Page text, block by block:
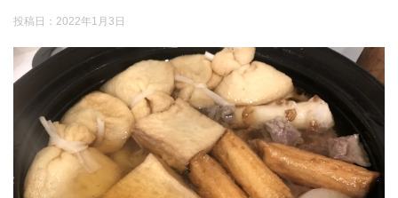
投稿日： 2022年1月3日